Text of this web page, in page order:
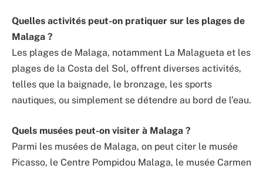
Quelles activités peut-on pratiquer sur les plages de
Malaga ?
Les plages de Malaga, notamment La Malagueta et les
plages de la Costa del Sol, offrent diverses activités,
telles que la baignade, le bronzage, les sports
nautiques, ou simplement se détendre au bord de l’eau.
Quels musées peut-on visiter à Malaga ?
Parmi les musées de Malaga, on peut citer le musée
Picasso, le Centre Pompidou Malaga, le musée Carmen